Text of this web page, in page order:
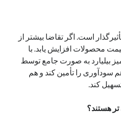
است. اگر تقاضا بیشتر از
محصولات افزایش یابد. با
بیلیارد به صورت جامع توسط
سودآوری را تأمین کند و هم
تسهیل کند.
تر هستند؟